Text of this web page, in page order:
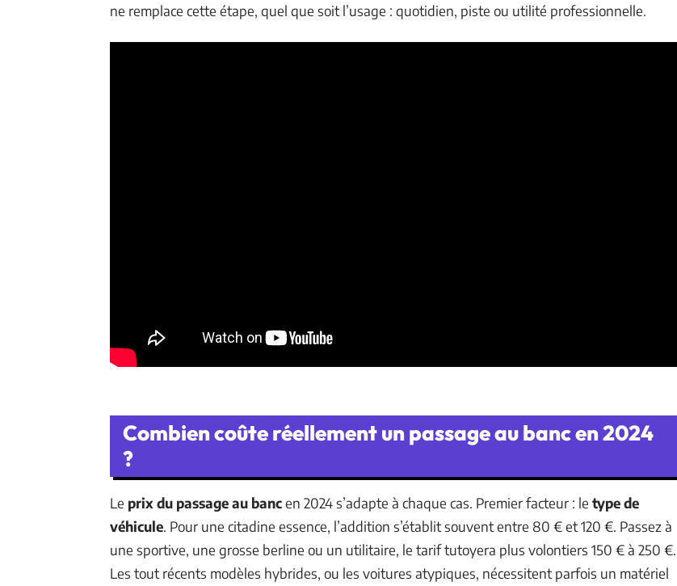
ne remplace cette étape, quel que soit l’usage : quotidien, piste ou utilité professionnelle.
Combien coûte réellement un passage au banc en 2024
?
Le prix du passage au bancen 2024 s’adapte à chaque cas. Premier facteur : le type de
véhicule. Pour une citadine essence, l’addition s’établit souvent entre 80 € et 120 €. Passez à
une sportive, une grosse berline ou un utilitaire, le tarif tutoyera plus volontiers 150 € à 250 €.
Les tout récents modèles hybrides, ou les voitures atypiques, nécessitent parfois un matériel